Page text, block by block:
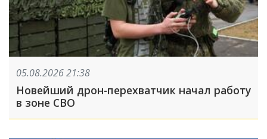
05.08.2026 21:38
Новейший дрон-перехватчик начал работу
в зоне СВО